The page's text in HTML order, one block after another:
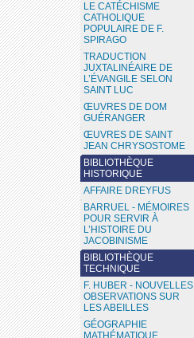
LE CATÉCHISME
CATHOLIQUE
POPULAIRE DE F.
SPIRAGO
TRADUCTION
JUXTALINÉAIRE DE
L’ÉVANGILE SELON
SAINT LUC
ŒUVRES DE DOM
GUÉRANGER
ŒUVRES DE SAINT
JEAN CHRYSOSTOME
BIBLIOTHÈQUE
HISTORIQUE
AFFAIRE DREYFUS
BARRUEL - MÉMOIRES
POUR SERVIR À
L’HISTOIRE DU
JACOBINISME
BIBLIOTHÈQUE
TECHNIQUE
F. HUBER - NOUVELLES
OBSERVATIONS SUR
LES ABEILLES
GÉOGRAPHIE